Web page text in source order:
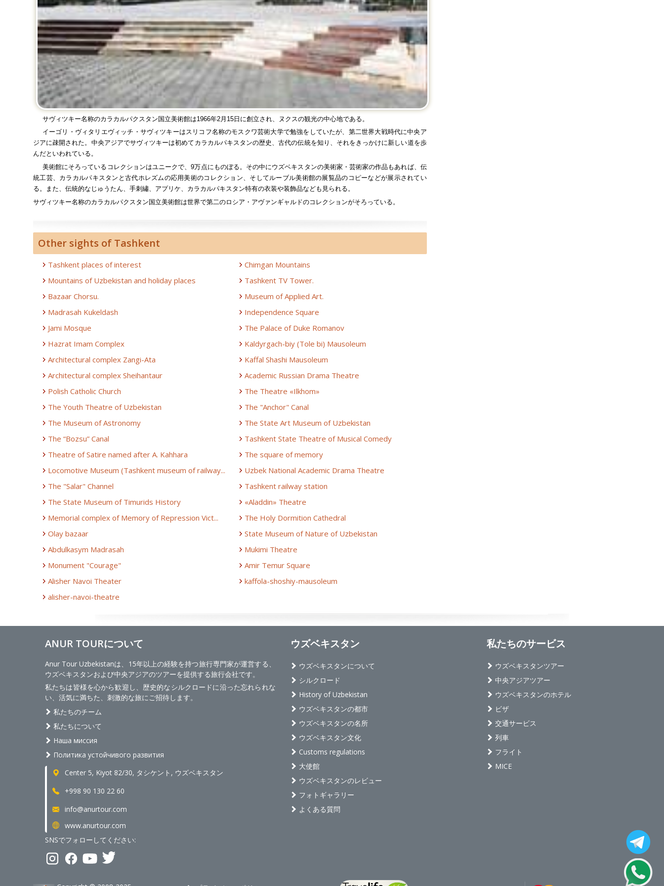
サヴィツキー名称のカラカルパクスタン国立美術館は1966年2月 15日に創立され、ヌクスの観光の中心地である。
イーゴリ・ヴィタリエヴィッチ・サヴィツキーはスリコフ名称のモスクワ芸術大学で勉強をしていたが、第二世界大戦時代に中央ア
ジアに疎開された。中央アジアでサヴィツキーは初めてカラカルパキスタンの歴史、古代の伝統を知り、それをきっかけに新しい道を歩
んだといわれている。
美術館にそろっているコレクションはユニークで、9万点にものぼる。その中にウズベキスタンの美術家・芸術家の作品もあれば、伝
統工芸、カラカルパキスタンと古代ホレズムの応用美術のコレクション、そしてルーブル美術館の展覧品のコピーなどが展示されてい
る。また、伝統的なじゅうたん、手刺繡、アプリケ、カラカルパキスタン特有の衣装や装飾品なども見られる。
サヴィツキー名称のカラカルパクスタン国立美術館は世界で第二のロシア・アヴァンギャルドのコレクションがそろっている。
Other sights of Tashkent
Tashkent places of interest
Chimgan Mountains
Mountains of Uzbekistan and holiday places
Tashkent TV Tower.
Bazaar Chorsu.
Museum of Applied Art.
Madrasah Kukeldash
Independence Square
Jami Mosque
The Palace of Duke Romanov
Hazrat Imam Complex
Kaldyrgach-biy (Tole bi) Mausoleum
Architectural complex Zangi-Ata
Kaffal Shashi Mausoleum
Architectural complex Sheihantaur
Academic Russian Drama Theatre
Polish Catholic Church
The Theatre «Ilkhom»
The Youth Theatre of Uzbekistan
The "Anchor" Canal
The Museum of Astronomy
The State Art Museum of Uzbekistan
The “Bozsu” Canal
Tashkent State Theatre of Musical Comedy
Theatre of Satire named after A. Kahhara
The square of memory
Locomotive Museum (Tashkent museum of railway...
Uzbek National Academic Drama Theatre
The "Salar" Channel
Tashkent railway station
The State Museum of Timurids History
«Aladdin» Theatre
Memorial complex of Memory of Repression Vict...
The Holy Dormition Cathedral
Olay bazaar
State Museum of Nature of Uzbekistan
Abdulkasym Madrasah
Mukimi Theatre
Monument "Courage"
Amir Temur Square
Alisher Navoi Theater
kaffola-shoshiy-mausoleum
alisher-navoi-theatre
ANUR TOURについて
Anur Tour Uzbekistanは、15年以上の経験を持つ旅行専門家が運営する、
ウズベキスタンおよび中央アジアのツアーを提供する旅行会社です。
私たちは皆様を心から歓迎し、歴史的なシルクロードに沿った忘れられな
い、活気に満ちた、刺激的な旅にご招待します。
私たちのチーム
私たちについて
Наша миссия
Политика устойчивого развития
Center 5, Kiyot 82/30, タシケント, ウズベキスタン
+998 90 130 22 60
info@anurtour.com
www.anurtour.com
SNSでフォローしてください:
ウズベキスタン
ウズベキスタンについて
シルクロード
History of Uzbekistan
ウズベキスタンの都市
ウズベキスタンの名所
ウズベキスタン文化
Customs regulations
大使館
ウズベキスタンのレビュー
フォトギャラリー
よくある質問
私たちのサービス
ウズベキスタンツアー
中央アジアツアー
ウズベキスタンのホテル
ビザ
交通サービス
列車
フライト
MICE